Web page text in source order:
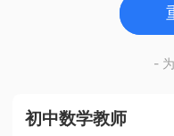
-
初中数学教师